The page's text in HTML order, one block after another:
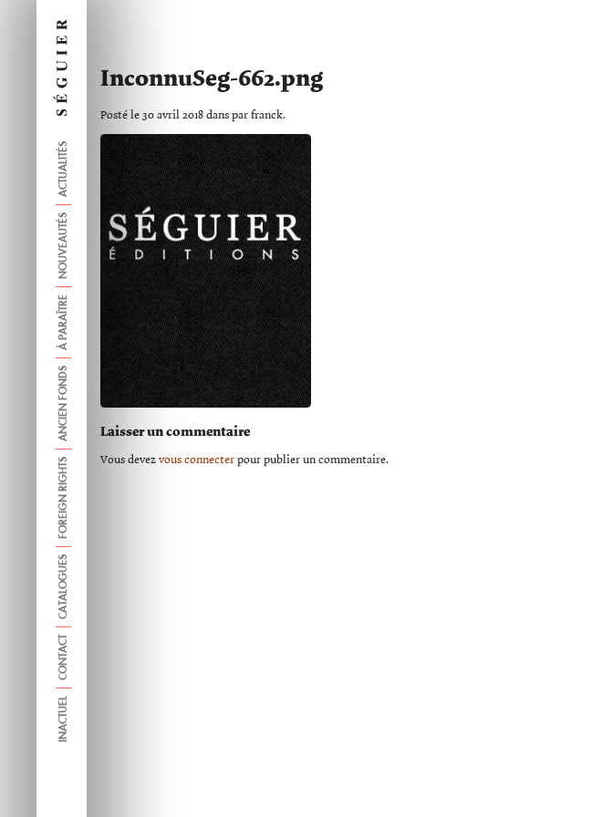
ACTUALITÉS
NOUVEAUTÉS
À PARAÎTRE
ANCIEN FONDS
FOREIGN RIGHTS
CATALOGUES
CONTACT
INACTUEL
InconnuSeg-662.png
Posté le 30 avril 2018 dans par franck.
Laisser un commentaire
Vous devez vous connecter pour publier un commentaire.